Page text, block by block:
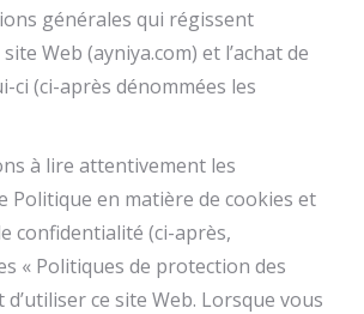
générales qui régissent
Web (ayniya.com) et l’achat de
ci (ci-après dénommées les
à lire attentivement les
Politique en matière de cookies et
confidentialité (ci-après,
« Politiques de protection des
d’utiliser ce site Web. Lorsque vous